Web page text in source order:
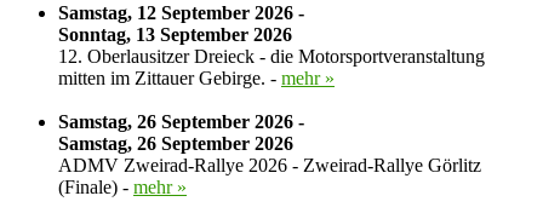
Samstag, 12 September 2026 -
Sonntag, 13 September 2026
12. Oberlausitzer Dreieck - die Motorsportveranstaltung
mitten im Zittauer Gebirge. - mehr »
Samstag, 26 September 2026 -
Samstag, 26 September 2026
ADMV Zweirad-Rallye 2026 - Zweirad-Rallye Görlitz
(Finale) - mehr »